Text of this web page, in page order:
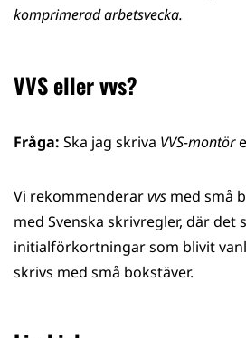
komprimerad arbetsvecka.
VVS eller vvs?
Fråga: Ska jag skriva VVS-montör
Vi rekommenderarvvs med små
med Svenska skrivregler, där det
initialförkortningar som blivit
skrivs med små bokstäver.